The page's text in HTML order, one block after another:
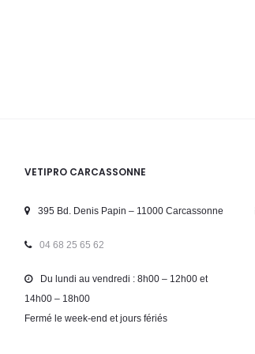
VETIPRO CARCASSONNE
395 Bd. Denis Papin – 11000 Carcassonne
04 68 25 65 62
Du lundi au vendredi : 8h00 – 12h00 et
14h00 – 18h00
Fermé le week-end et jours fériés